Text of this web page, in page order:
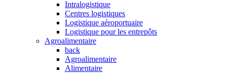
Intralogistique
Centres logistiques
Logistique aéroportuaire
Logistique pour les entrepôts
Agroalimentaire
back
Agroalimentaire
Alimentaire